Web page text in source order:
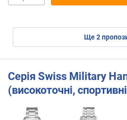
ще2
Серія Swiss Military
(високоточні,